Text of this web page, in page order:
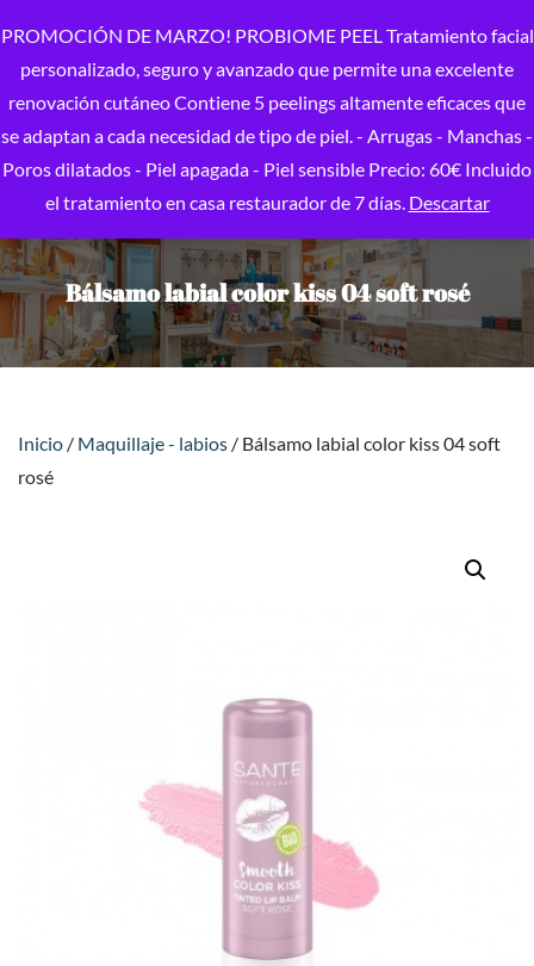
Bálsamo labial color kiss 04 soft rosé
Inicio / Maquillaje - labios / Bálsamo labial color kiss 04 soft
rosé
PROMOCIÓN DE MARZO! PROBIOME PEEL Tratamiento facial
personalizado, seguro y avanzado que permite una excelente
renovación cutáneo Contiene 5 peelings altamente eficaces que
se adaptan a cada necesidad de tipo de piel. - Arrugas - Manchas -
Poros dilatados - Piel apagada - Piel sensible Precio: 60€ Incluido
el tratamiento en casa restaurador de 7 días. Descartar